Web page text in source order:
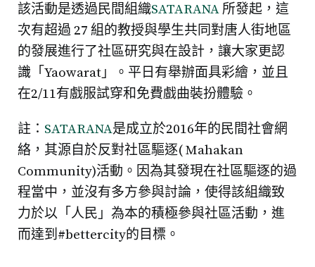
該活動是透過民間組織SATARANA所發起，這
次有超過 27 組的教授與學生共同對唐人街地區
的發展進行了社區研究與在設計，讓大家更認
識「Yaowarat」。平日有舉辦面具彩繪，並且
在2/11有戲服試穿和免費戲曲裝扮體驗。
註： SATARANA是成立於2016年的民間社會網
絡，其源自於反對社區驅逐( Mahakan
Community)活動。因為其發現在社區驅逐的過
程當中，並沒有多方參與討論，使得該組織致
力於以「人民」為本的積極參與社區活動，進
而達到#bettercity的目標。